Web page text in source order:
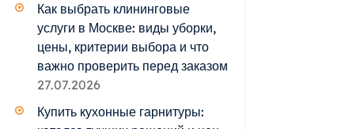
Как выбрать клининговые
услуги в Москве: виды уборки,
цены, критерии выбора и что
важно проверить перед заказом
27.07.2026
Купить кухонные гарнитуры: